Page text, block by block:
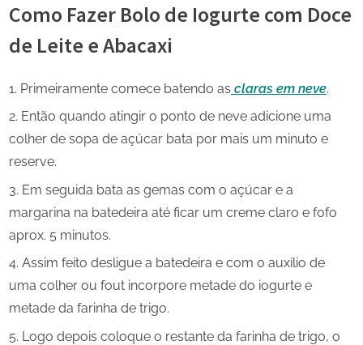
Como Fazer Bolo de Iogurte com Doce
de Leite e Abacaxi
Primeiramente comece batendo as claras em neve.
Então quando atingir o ponto de neve adicione uma
colher de sopa de açúcar bata por mais um minuto e
reserve.
Em seguida bata as gemas com o açúcar e a
margarina na batedeira até ficar um creme claro e fofo
aprox. 5 minutos.
Assim feito desligue a batedeira e com o auxílio de
uma colher ou fout incorpore metade do iogurte e
metade da farinha de trigo.
Logo depois coloque o restante da farinha de trigo, o